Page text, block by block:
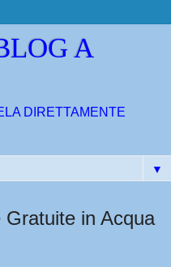
A
DIRETTAMENTE
▼
in Acqua